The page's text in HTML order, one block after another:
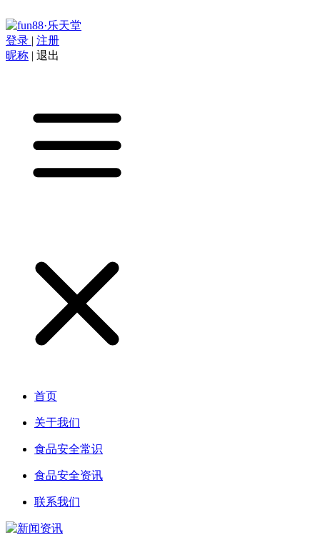
登录 | 注册
昵称 | 退出
首页
关于我们
食品安全常识
食品安全资讯
联系我们